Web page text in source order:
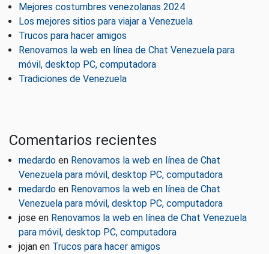
Mejores costumbres venezolanas 2024
Los mejores sitios para viajar a Venezuela
Trucos para hacer amigos
Renovamos la web en línea de Chat Venezuela para
móvil, desktop PC, computadora
Tradiciones de Venezuela
Comentarios recientes
medardo en Renovamos la web en línea de Chat
Venezuela para móvil, desktop PC, computadora
medardo en Renovamos la web en línea de Chat
Venezuela para móvil, desktop PC, computadora
jose en Renovamos la web en línea de Chat Venezuela
para móvil, desktop PC, computadora
jojan en Trucos para hacer amigos